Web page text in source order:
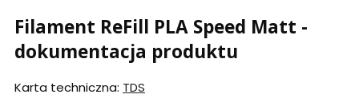
Filament ReFill PLA Speed Matt -
dokumentacja produktu
Karta techniczna: TDS